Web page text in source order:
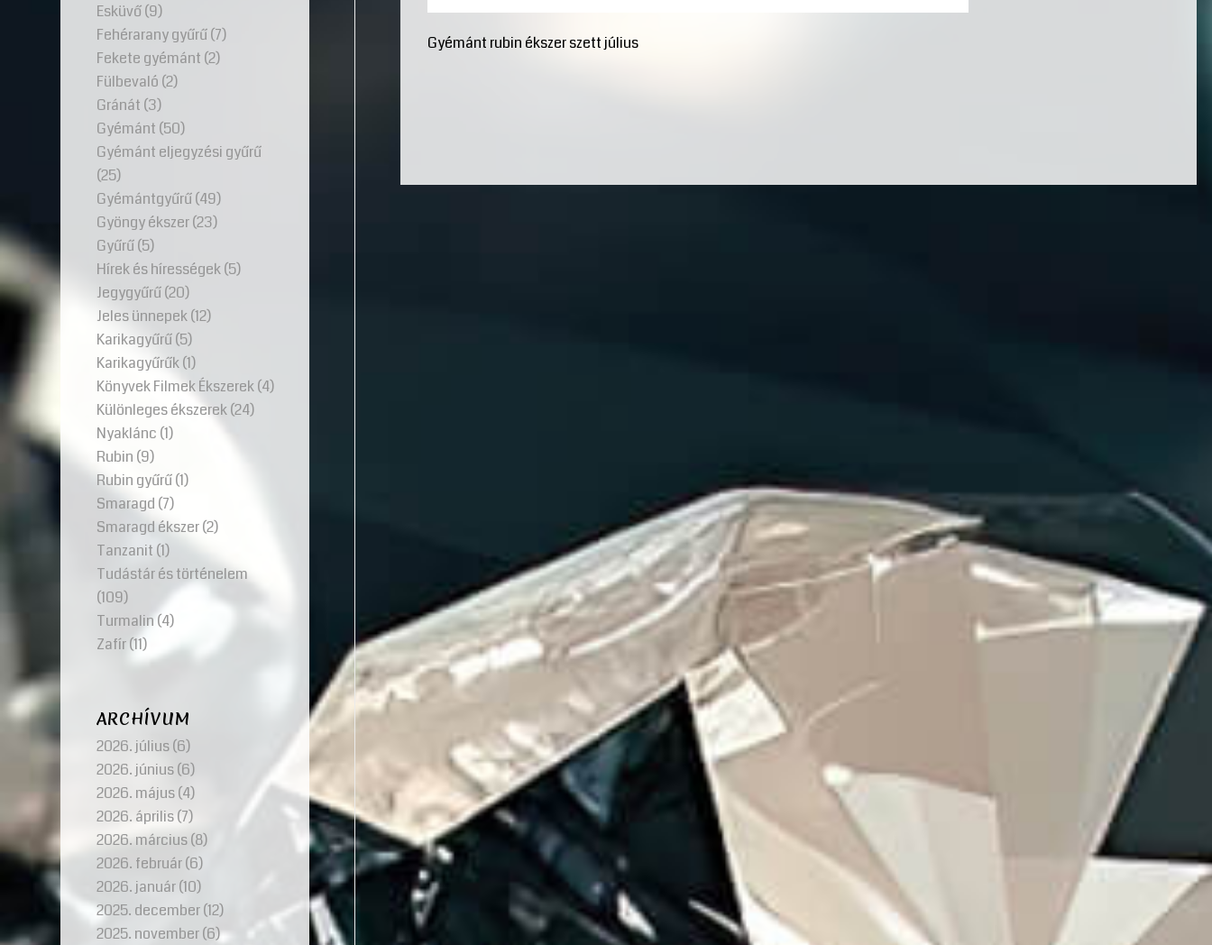
Gyémánt rubin ékszer szett július
Esküvő(9)
Fehérarany gyűrű(7)
Fekete gyémánt (2)
Fülbevaló (2)
Gránát (3)
Gyémánt (50)
Gyémánt eljegyzési gyűrű
(25)
Gyémántgyűrű(49)
Gyöngy ékszer(23)
Gyűrű(5)
Hírek és hírességek(5)
Jegygyűrű(20)
Jeles ünnepek(12)
Karikagyűrű(5)
Karikagyűrűk(1)
Könyvek Filmek Ékszerek(4)
Különleges ékszerek(24)
Nyaklánc (1)
Rubin (9)
Rubin gyűrű(1)
Smaragd (7)
Smaragd ékszer(2)
Tanzanit (1)
Tudástár és történelem
(109)
Turmalin (4)
Zafír(11)
ARCHÍVUM
2026. július(6)
2026. június(6)
2026. május(4)
2026. április(7)
2026. március(8)
2026. február(6)
2026. január(10)
2025. december(12)
2025. november(6)